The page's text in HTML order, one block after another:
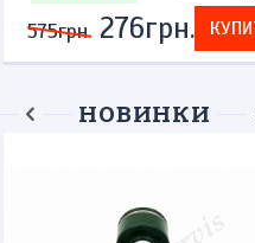
575грн. 276грн.
НОВИНКИ